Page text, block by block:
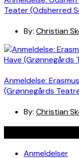
Teater (Odsherred
By: Christian
Anmeldelse:
(Grønnegårds
By: Christian
Anmeldelser